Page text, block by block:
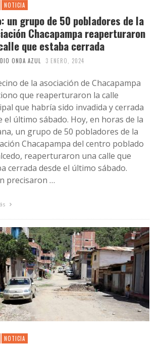
NOTICIA
un grupo de 50 pobladores de la
Chacapampa reaperturaron
que estaba cerrada
ONDA AZUL 3 ENERO, 2024
de la asociación de Chacapampa
que reaperturaron la calle
que habría sido invadida y cerrada
el último sábado. Hoy, en horas de la
un grupo de 50 pobladores de la
Chacapampa del centro poblado
reaperturaron una calle que
cerrada desde el último sábado.
precisaron …
NOTICIA